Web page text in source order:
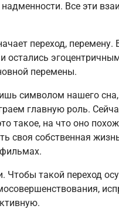
Все эти
переход, перемену.
перемены.
символом нашего
главную роль.
на что оно
своя собственная
Чтобы такой переход